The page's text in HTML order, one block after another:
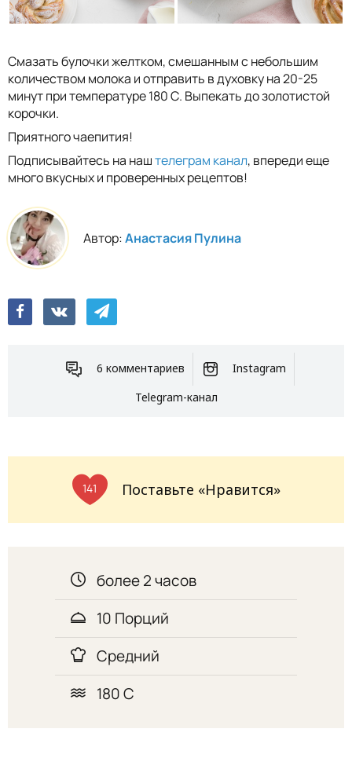
Смазать булочки желтком, смешанным с небольшим
количеством молока и отправить в духовку на 20-25
минут при температуре 180 С. Выпекать до золотистой
корочки.
Приятного чаепития!
Подписывайтесь на наштелеграм канал, впереди еще
много вкусных и проверенных рецептов!
Автор:Анастасия Пулина
6 комментариев
Instagram
Telegram-канал
141 Поставьте «Нравится»
более 2 часов
10 Порций
Средний
180 С